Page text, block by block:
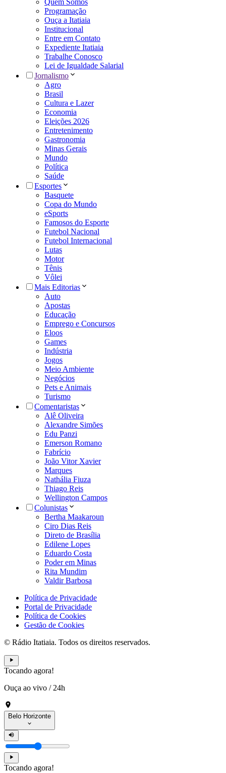
Quem Somos
Programação
Ouça a Itatiaia
Institucional
Entre em Contato
Expediente Itatiaia
Trabalhe Conosco
Lei de Igualdade Salarial
Jornalismo
Agro
Brasil
Cultura e Lazer
Economia
Eleições 2026
Entretenimento
Gastronomia
Minas Gerais
Mundo
Política
Saúde
Esportes
Basquete
Copa do Mundo
eSports
Famosos do Esporte
Futebol Nacional
Futebol Internacional
Lutas
Motor
Tênis
Vôlei
Mais Editorias
Auto
Apostas
Educação
Emprego e Concursos
Eloos
Games
Indústria
Jogos
Meio Ambiente
Negócios
Pets e Animais
Turismo
Comentaristas
Alê Oliveira
Alexandre Simões
Edu Panzi
Emerson Romano
Fabrício
João Vitor Xavier
Marques
Nathália Fiuza
Thiago Reis
Wellington Campos
Colunistas
Bertha Maakaroun
Ciro Dias Reis
Direto de Brasília
Edilene Lopes
Eduardo Costa
Poder em Minas
Rita Mundim
Valdir Barbosa
Política de Privacidade
Portal de Privacidade
Política de Cookies
Gestão de Cookies
© Rádio Itatiaia. Todos os direitos reservados.
Tocando agora!
Ouça ao vivo / 24h
Belo Horizonte
Tocando agora!